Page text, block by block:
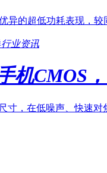
的超低功耗表现，
行业资讯
机CMOS
寸，在低噪声、快速